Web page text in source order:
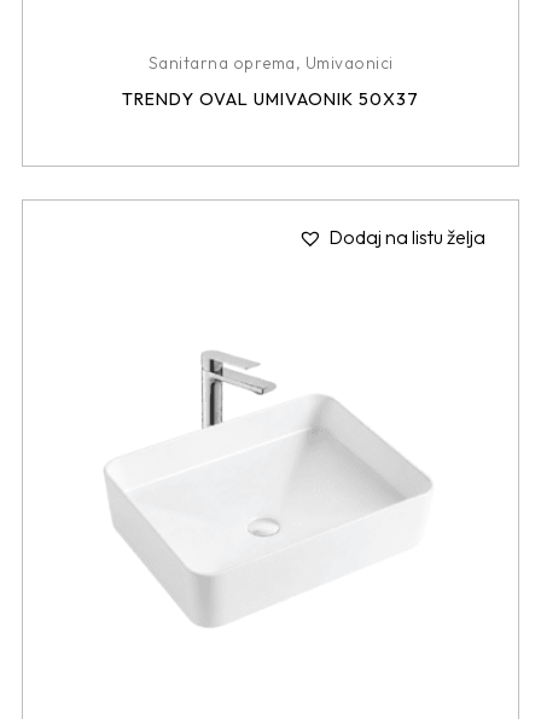
Sanitarna oprema, Umivaonici
TRENDY OVAL UMIVAONIK 50X37
Dodaj na listu želja